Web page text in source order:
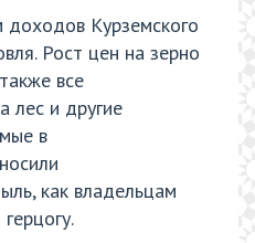
Курземского
Рост цен на зерно
все
лес и другие
в
как владельцам